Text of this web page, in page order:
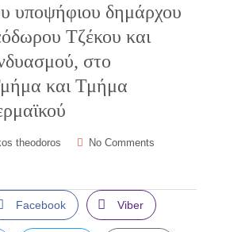
υποψήφιου δημάρχου
Τζέκου και
στο
και Τμήμα
theodoros
No Comments
Facebook Viber